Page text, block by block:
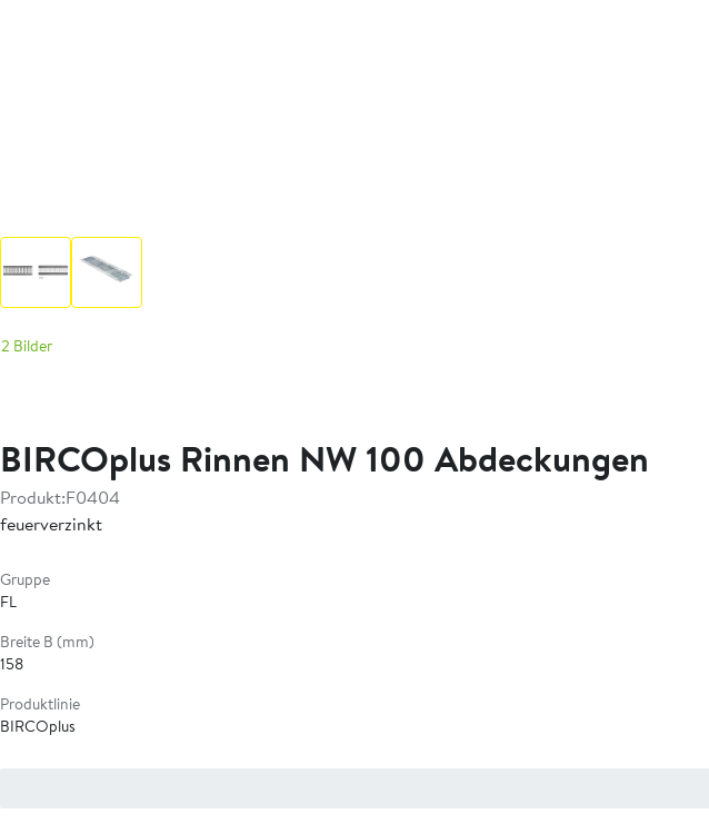
2 Bilder
BIRCOplus Rinnen NW 100 Abdeckungen
Produkt:F0404
feuerverzinkt
Gruppe
FL
Breite B (mm)
158
Produktlinie
BIRCOplus